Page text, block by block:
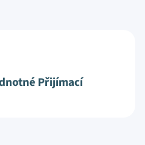
Přijímací